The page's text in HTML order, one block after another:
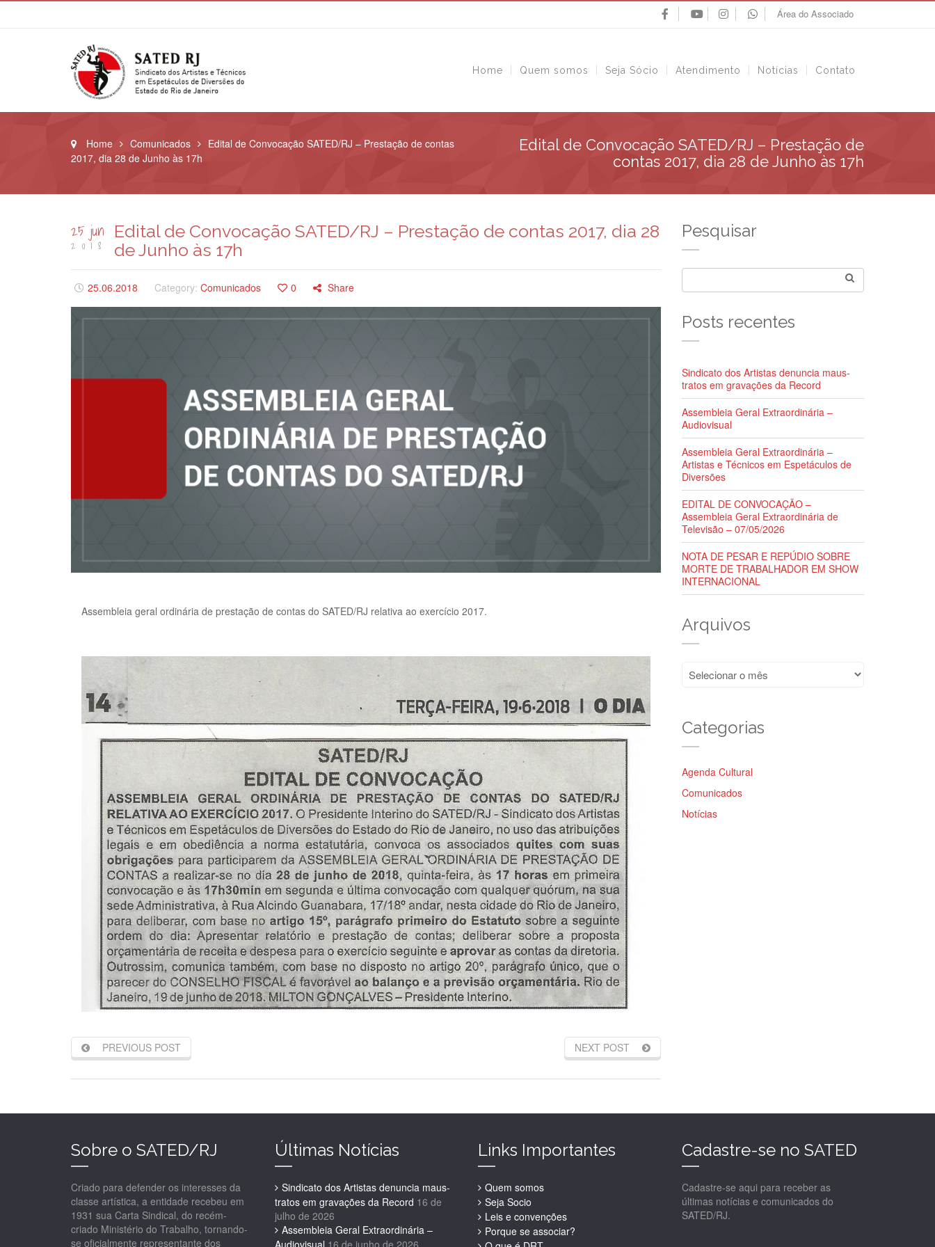
Área do Associado
Home Quem somos Seja Sócio Atendimento Notícias Contato
Home Comunicados
Edital de Convocação SATED/RJ – Prestação de contas
2017, dia 28 de Junho às 17h
Edital de Convocação SATED/RJ – Prestação de
contas 2017, dia 28 de Junho às 17h
25 jun
2018
Edital de Convocação SATED/RJ – Prestação de contas 2017, dia 28
de Junho às 17h
25.06.2018 Category: Comunicados 0 Share
Assembleia geral ordinária de prestação de contas do SATED/RJ relativa ao exercício 2017.
PREVIOUS POST NEXT POST
Pesquisar
Posts recentes
Sindicato dos Artistas denuncia maus-
tratos em gravações da Record
Assembleia Geral Extraordinária –
Audiovisual
Assembleia Geral Extraordinária –
Artistas e Técnicos em Espetáculos de
Diversões
EDITAL DE CONVOCAÇÃO –
Assembleia Geral Extraordinária de
Televisão – 07/05/2026
NOTA DE PESAR E REPÚDIO SOBRE
MORTE DE TRABALHADOR EM SHOW
INTERNACIONAL
Arquivos
Arquivos
Categorias
Agenda Cultural
Comunicados
Notícias
Sobre o SATED/RJ
Criado para defender os interesses da
classe artística, a entidade recebeu em
1931 sua Carta Sindical, do recém-
criado Ministério do Trabalho, tornando-
se oficialmente representante dos
Últimas Notícias
Sindicato dos Artistas denuncia maus-
tratos em gravações da Record 16 de
julho de 2026
Assembleia Geral Extraordinária –
Audiovisual 16 de junho de 2026
Links Importantes
Quem somos
Seja Socio
Leis e convenções
Porque se associar?
Cadastre-se no SATED
Cadastre-se aqui para receber as
últimas notícias e comunicados do
SATED/RJ.